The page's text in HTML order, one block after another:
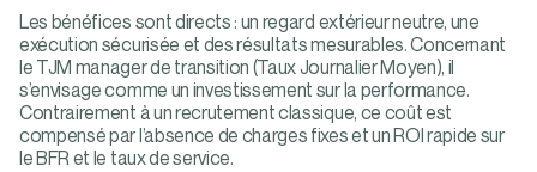
Les bénéfices sont directs : un regard extérieur neutre, une
exécution sécurisée et des résultats mesurables. Concernant
le TJM manager de transition (Taux Journalier Moyen), il
s’envisage comme un investissement sur la performance.
Contrairement à un recrutement classique, ce coût est
compensé par l’absence de charges fixes et un ROI rapide sur
le BFR et le taux de service.